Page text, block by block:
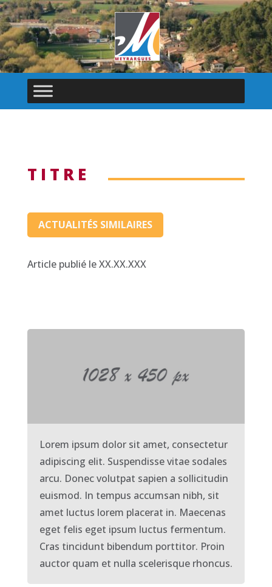
TITRE
ACTUALITÉS SIMILAIRES
Article publié le XX.XX.XXX
Lorem ipsum dolor sit amet, consectetur
adipiscing elit. Suspendisse vitae sodales
arcu. Donec volutpat sapien a sollicitudin
euismod. In tempus accumsan nibh, sit
amet luctus lorem placerat in. Maecenas
eget felis eget ipsum luctus fermentum.
Cras tincidunt bibendum porttitor. Proin
auctor quam et nulla scelerisque rhoncus.